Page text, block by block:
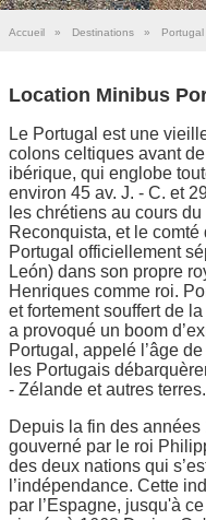
Accueil » Destinations » Portugal
Location Minibus
Le Portugal est une
colons celtiques avant
ibérique, qui englobe
environ 45 av. J. - C. et
les chrétiens au cours
Reconquista, et le
Portugal officiellement
León) dans son propre
Henriques comme roi.
et fortement souffert de
a provoqué un boom
Portugal, appelé l’âge
les Portugais
- Zélande et autres terres.
Depuis la fin des
gouverné par le roi
des deux nations qui
l’indépendance. Cette
par l’Espagne, jusqu'à